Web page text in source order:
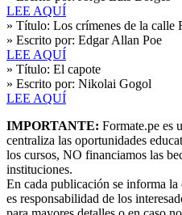
LEE AQUÍ
» Título: Los crímenes de la calle
» Escrito por: Edgar Allan Poe
LEE AQUÍ
» Título: El capote
» Escrito por: Nikolai Gogol
LEE AQUÍ
IMPORTANTE: Formate.pe es
centraliza las oportunidades
los cursos, NO financiamos las
instituciones.
En cada publicación se informa
es responsabilidad de los